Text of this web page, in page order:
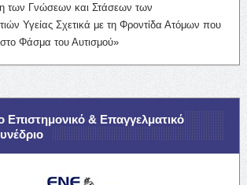
των Γνώσεων και Στάσεων των
Υγείας Σχετικά με τη Φροντίδα Ατόμων που
στο Φάσμα του Αυτισμού»
Επιστημονικό & Επαγγελματικό